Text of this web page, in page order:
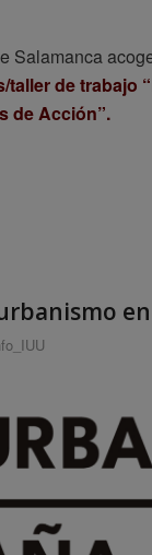
Salamanca
taller de trabajo
de Acción”.
en